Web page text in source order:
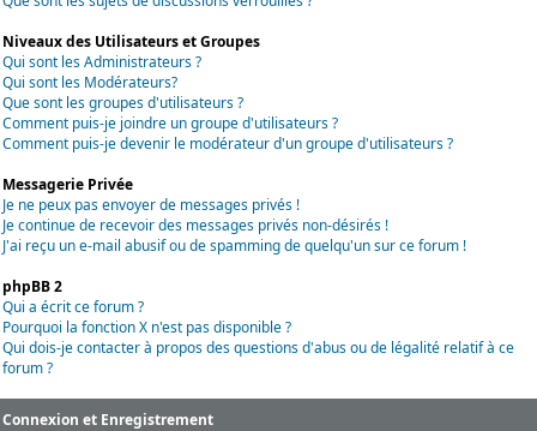
Niveaux des Utilisateurs et Groupes
Qui sont les Administrateurs ?
Qui sont les Modérateurs?
Que sont les groupes d'utilisateurs ?
Comment puis-je joindre un groupe d'utilisateurs ?
Comment puis-je devenir le modérateur d'un groupe d'utilisateurs ?
Messagerie Privée
Je ne peux pas envoyer de messages privés !
Je continue de recevoir des messages privés non-désirés !
J'ai reçu un e-mail abusif ou de spamming de quelqu'un sur ce forum !
phpBB 2
Qui a écrit ce forum ?
Pourquoi la fonction X n'est pas disponible ?
Qui dois-je contacter à propos des questions d'abus ou de légalité relatif à ce
forum ?
Connexion et Enregistrement